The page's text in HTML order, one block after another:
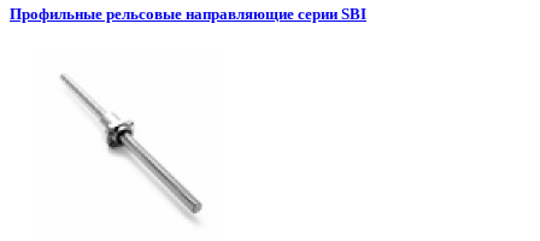
Профильные рельсовые направляющие серии SBI